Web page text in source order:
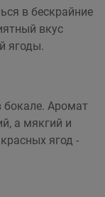
в бескрайние
вкус
ягоды.
бокале. Аромат
а мякгий и
ягод -